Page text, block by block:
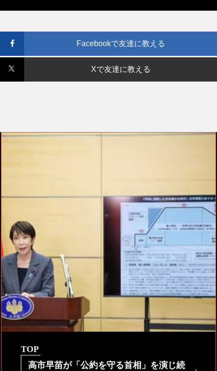
Facebookで友達に教える
Xで友達に教える
TOP
高市早苗が「公約を守る首相」を演じ続